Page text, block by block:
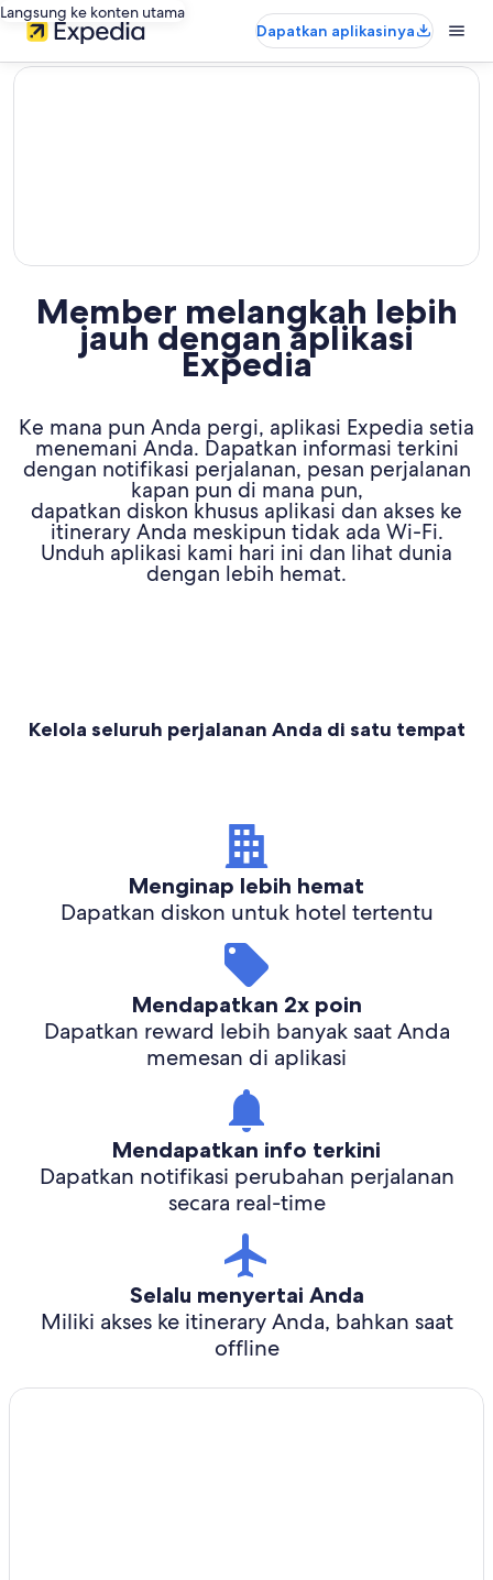
Langsung ke konten utama
Dapatkan aplikasinya
editorial
Member melangkah lebih
jauh dengan aplikasi
Expedia
Ke mana pun Anda pergi, aplikasi Expedia setia
menemani Anda. Dapatkan informasi terkini
dengan notifikasi perjalanan, pesan perjalanan
kapan pun di mana pun,
dapatkan diskon khusus aplikasi dan akses ke
itinerary Anda meskipun tidak ada Wi-Fi.
Unduh aplikasi kami hari ini dan lihat dunia
dengan lebih hemat.
Kelola seluruh perjalanan Anda di satu tempat
Menginap lebih hemat
Dapatkan diskon untuk hotel tertentu
Mendapatkan 2x poin
Dapatkan reward lebih banyak saat Anda
memesan di aplikasi
Mendapatkan info terkini
Dapatkan notifikasi perubahan perjalanan
secara real-time
Selalu menyertai Anda
Miliki akses ke itinerary Anda, bahkan saat
offline